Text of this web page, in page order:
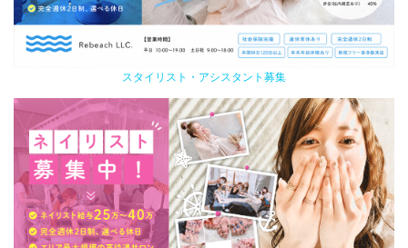
スタイリスト・アシスタント募集